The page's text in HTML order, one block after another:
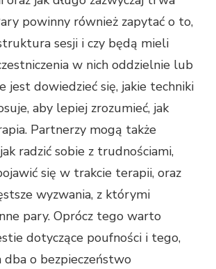
powinny również zapytać o to,
sesji i czy będą mieli
w nich oddzielnie lub
jest dowiedzieć się, jakie techniki
aby lepiej zrozumieć, jak
Partnerzy mogą także
radzić sobie z trudnościami,
się w trakcie terapii, oraz
wyzwania, z którymi
pary. Oprócz tego warto
dotyczące poufności i tego,
o bezpieczeństwo